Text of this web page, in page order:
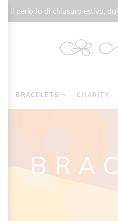
il periodo di chiusura estiva,
BRACELETS CHARITY